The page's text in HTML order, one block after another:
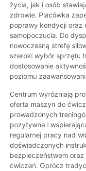
życia, jak i osób
zdrowie. Placówka
poprawy kondycji oraz
samopoczucia. Do
nowoczesną strefę
szeroki wybór sprzętu
dostosowanie
poziomu
Centrum wyróżniają
oferta maszyn do
prowadzonych
pozytywna i
regularnej pracy nad
doświadczonych
bezpieczeństwem
ćwiczeń. Oprócz